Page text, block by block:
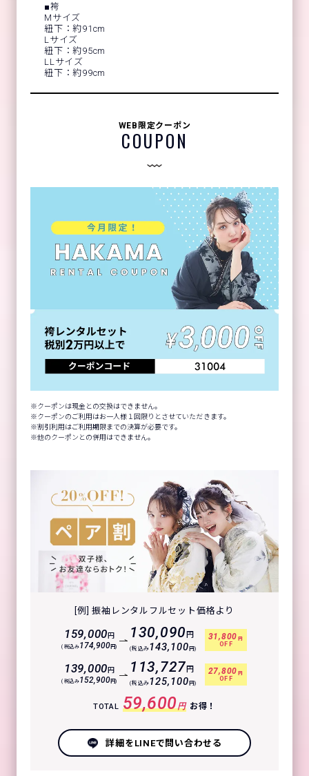
■袴
Mサイズ
紐下：約91cm
Lサイズ
紐下：約95cm
LLサイズ
紐下：約99cm
WEB限定クーポン
COUPON
クーポンは現金との交換はできません。
クーポンのご利用はお一人様１回限りとさせていただきます。
割引利用はご利用期限までの決算が必要です。
他のクーポンとの併用はできません。
[例] 振袖レンタルフルセット価格より
159,000円
(税込み174,900円)
130,090 円
(税込み143,100 円)
31,800 円
OFF
139,000円
(税込み152,900円)
113,727 円
(税込み125,100 円)
27,800 円
OFF
TOTAL 59,600円 お得！
詳細をLINEで問い合わせる